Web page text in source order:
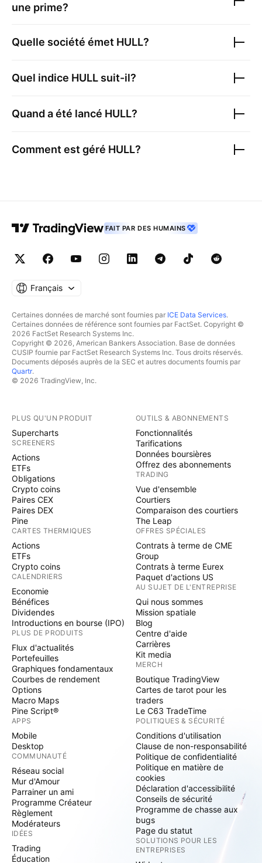
une prime?
Quelle société émet HULL?
Quel indice HULL suit-il?
Quand a été lancé HULL?
Comment est géré HULL?
FAIT PAR DES HUMAINS
Français
Certaines données de marché sont fournies par ICE Data Services.
Certaines données de référence sont fournies par FactSet. Copyright ©
2026 FactSet Research Systems Inc.
Copyright © 2026, American Bankers Association. Base de données
CUSIP fournie par FactSet Research Systems Inc. Tous droits réservés.
Documents déposés auprès de la SEC et autres documents fournis par
Quartr.
© 2026 TradingView, Inc.
PLUS QU'UN PRODUIT
Supercharts
SCREENERS
Actions
ETFs
Obligations
Crypto coins
Paires CEX
Paires DEX
Pine
CARTES THERMIQUES
Actions
ETFs
Crypto coins
CALENDRIERS
Economie
Bénéfices
Dividendes
Introductions en bourse (IPO)
PLUS DE PRODUITS
Flux d'actualités
Portefeuilles
Graphiques fondamentaux
Courbes de rendement
Options
Macro Maps
Pine Script®
APPS
Mobile
Desktop
COMMUNAUTÉ
Réseau social
Mur d'Amour
Parrainer un ami
Programme Créateur
Règlement
Modérateurs
IDÉES
Trading
Éducation
OUTILS & ABONNEMENTS
Fonctionnalités
Tarifications
Données boursières
Offrez des abonnements
TRADING
Vue d'ensemble
Courtiers
Comparaison des courtiers
The Leap
OFFRES SPÉCIALES
Contrats à terme de CME
Group
Contrats à terme Eurex
Paquet d'actions US
AU SUJET DE L'ENTREPRISE
Qui nous sommes
Mission spatiale
Blog
Centre d'aide
Carrières
Kit media
MERCH
Boutique TradingView
Cartes de tarot pour les
traders
Le C63 TradeTime
POLITIQUES & SÉCURITÉ
Conditions d'utilisation
Clause de non-responsabilité
Politique de confidentialité
Politique en matière de
cookies
Déclaration d'accessibilité
Conseils de sécurité
Programme de chasse aux
bugs
Page du statut
SOLUTIONS POUR LES
ENTREPRISES